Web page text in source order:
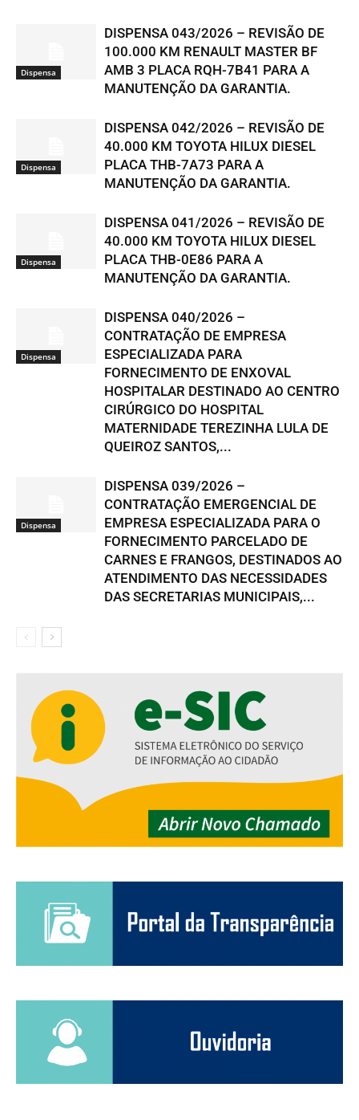
Dispensa
DISPENSA 043/2026 – REVISÃO DE
100.000 KM RENAULT MASTER BF
AMB 3 PLACA RQH-7B41 PARA A
MANUTENÇÃO DA GARANTIA.
Dispensa
DISPENSA 042/2026 – REVISÃO DE
40.000 KM TOYOTA HILUX DIESEL
PLACA THB-7A73 PARA A
MANUTENÇÃO DA GARANTIA.
Dispensa
DISPENSA 041/2026 – REVISÃO DE
40.000 KM TOYOTA HILUX DIESEL
PLACA THB-0E86 PARA A
MANUTENÇÃO DA GARANTIA.
Dispensa
DISPENSA 040/2026 –
CONTRATAÇÃO DE EMPRESA
ESPECIALIZADA PARA
FORNECIMENTO DE ENXOVAL
HOSPITALAR DESTINADO AO CENTRO
CIRÚRGICO DO HOSPITAL
MATERNIDADE TEREZINHA LULA DE
QUEIROZ SANTOS,...
Dispensa
DISPENSA 039/2026 –
CONTRATAÇÃO EMERGENCIAL DE
EMPRESA ESPECIALIZADA PARA O
FORNECIMENTO PARCELADO DE
CARNES E FRANGOS, DESTINADOS AO
ATENDIMENTO DAS NECESSIDADES
DAS SECRETARIAS MUNICIPAIS,...